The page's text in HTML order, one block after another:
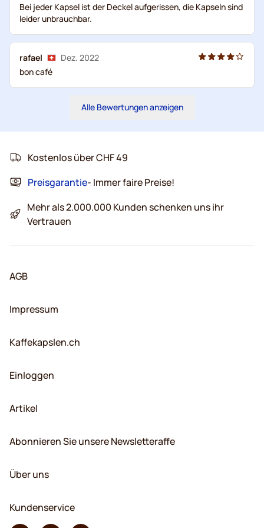
Bei jeder Kapsel ist der Deckel aufgerissen, die Kapseln sind
leider unbrauchbar.
rafael
Dez. 2022
bon café
Alle Bewertungen anzeigen
Kostenlos über CHF 49
Preisgarantie- Immer faire Preise!
Mehr als 2.000.000 Kunden schenken uns ihr
Vertrauen
AGB
Impressum
Kaffekapslen.ch
Einloggen
Artikel
Abonnieren Sie unsere Newsletteraffe
Über uns
Kundenservice